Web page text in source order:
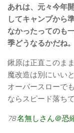
あれは、元々今年
してキャンプから
なかったってのも
季どうなるかだね。
鍬原は正直このま
魔改造は別にいいと
オーバースローで
ならスピード落ち
78名無しさん＠恐